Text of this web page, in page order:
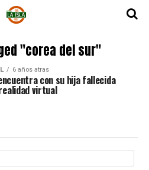
"corea del sur"
6 años atras
con su hija fallecida
virtual